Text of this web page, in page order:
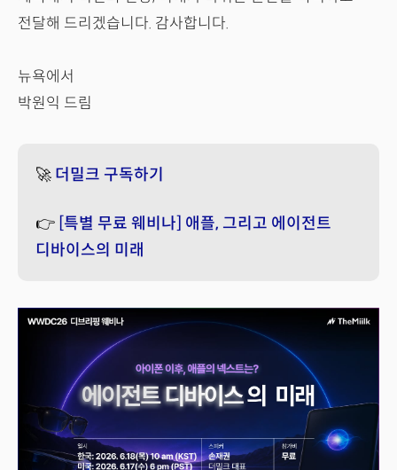
전달해 드리겠습니다. 감사합니다.
뉴욕에서
박원익 드림
🚀 더밀크 구독하기
👉 [특별 무료 웨비나] 애플, 그리고 에이전트
디바이스의 미래